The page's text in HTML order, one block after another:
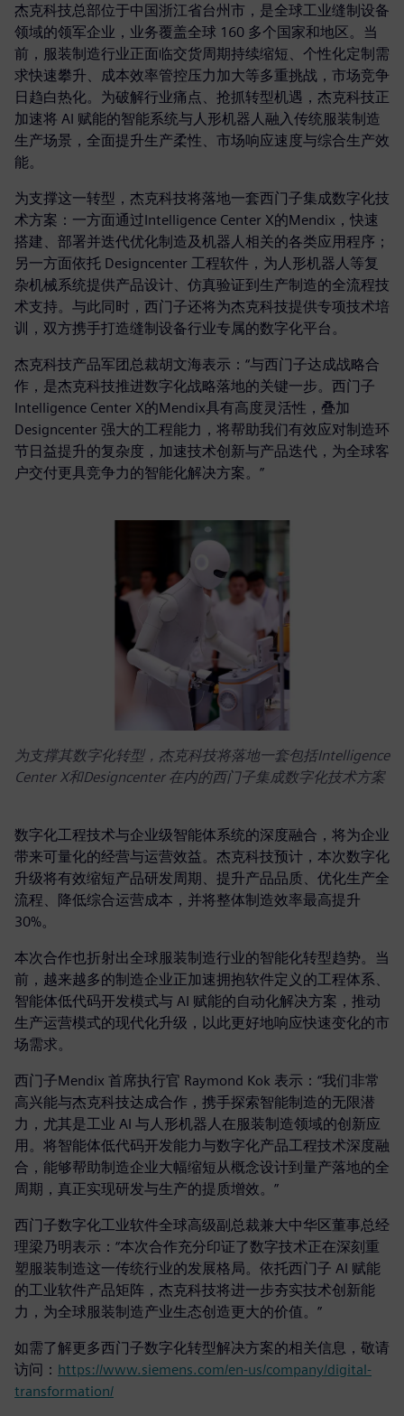
杰克科技总部位于中国浙江省台州市，是全球工业缝制设备
领域的领军企业，业务覆盖全球 160 多个国家和地区。当
前，服装制造行业正面临交货周期持续缩短、个性化定制需
求快速攀升、成本效率管控压力加大等多重挑战，市场竞争
日趋白热化。为破解行业痛点、抢抓转型机遇，杰克科技正
加速将 AI 赋能的智能系统与人形机器人融入传统服装制造
生产场景，全面提升生产柔性、市场响应速度与综合生产效
能。
为支撑这一转型，杰克科技将落地一套西门子集成数字化技
术方案：一方面通过Intelligence Center X的Mendix，快速
搭建、部署并迭代优化制造及机器人相关的各类应用程序；
另一方面依托 Designcenter 工程软件，为人形机器人等复
杂机械系统提供产品设计、仿真验证到生产制造的全流程技
术支持。与此同时，西门子还将为杰克科技提供专项技术培
训，双方携手打造缝制设备行业专属的数字化平台。
杰克科技产品军团总裁胡文海表示：“与西门子达成战略合
作，是杰克科技推进数字化战略落地的关键一步。西门子
Intelligence Center X的Mendix具有高度灵活性，叠加
Designcenter 强大的工程能力，将帮助我们有效应对制造环
节日益提升的复杂度，加速技术创新与产品迭代，为全球客
户交付更具竞争力的智能化解决方案。”
为支撑其数字化转型，杰克科技将落地一套包括Intelligence
Center X和Designcenter 在内的西门子集成数字化技术方案
数字化工程技术与企业级智能体系统的深度融合，将为企业
带来可量化的经营与运营效益。杰克科技预计，本次数字化
升级将有效缩短产品研发周期、提升产品品质、优化生产全
流程、降低综合运营成本，并将整体制造效率最高提升
30%。
本次合作也折射出全球服装制造行业的智能化转型趋势。当
前，越来越多的制造企业正加速拥抱软件定义的工程体系、
智能体低代码开发模式与 AI 赋能的自动化解决方案，推动
生产运营模式的现代化升级，以此更好地响应快速变化的市
场需求。
西门子Mendix 首席执行官 Raymond Kok 表示：“我们非常
高兴能与杰克科技达成合作，携手探索智能制造的无限潜
力，尤其是工业 AI 与人形机器人在服装制造领域的创新应
用。将智能体低代码开发能力与数字化产品工程技术深度融
合，能够帮助制造企业大幅缩短从概念设计到量产落地的全
周期，真正实现研发与生产的提质增效。”
西门子数字化工业软件全球高级副总裁兼大中华区董事总经
理梁乃明表示：“本次合作充分印证了数字技术正在深刻重
塑服装制造这一传统行业的发展格局。依托西门子 AI 赋能
的工业软件产品矩阵，杰克科技将进一步夯实技术创新能
力，为全球服装制造产业生态创造更大的价值。”
如需了解更多西门子数字化转型解决方案的相关信息，敬请
访问： https://www.siemens.com/en-us/company/digital-
transformation/